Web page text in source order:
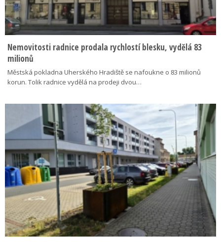
Nemovitosti radnice prodala rychlostí blesku, vydělá 83
milionů
Městská pokladna Uherského Hradiště se nafoukne o 83 milionů
korun. Tolik radnice vydělá na prodeji dvou…